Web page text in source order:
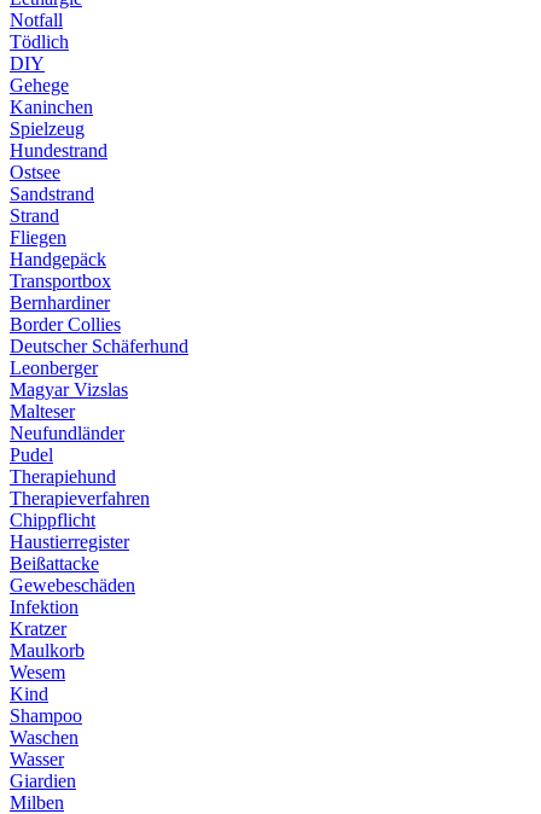
Notfall
Tödlich
DIY
Gehege
Kaninchen
Spielzeug
Hundestrand
Ostsee
Sandstrand
Strand
Fliegen
Handgepäck
Transportbox
Bernhardiner
Border Collies
Deutscher Schäferhund
Leonberger
Magyar Vizslas
Malteser
Neufundländer
Pudel
Therapiehund
Therapieverfahren
Chippflicht
Haustierregister
Beißattacke
Gewebeschäden
Infektion
Kratzer
Maulkorb
Wesem
Kind
Shampoo
Waschen
Wasser
Giardien
Milben